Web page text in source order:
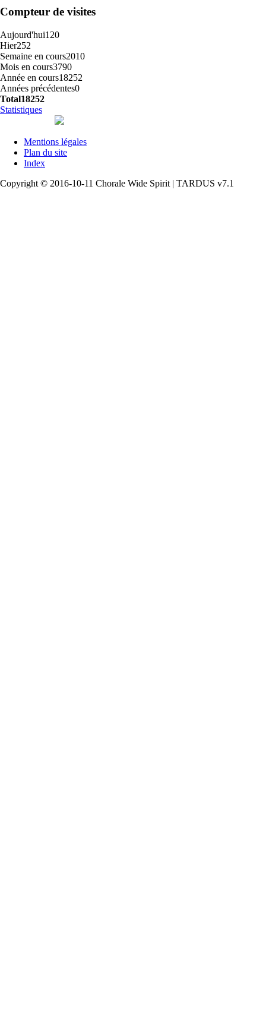
Compteur de visites
Aujourd'hui120
Hier252
Semaine en cours2010
Mois en cours3790
Année en cours18252
Années précédentes0
Total18252
Statistiques
Mentions légales
Plan du site
Index
Copyright © 2016-10-11 Chorale Wide Spirit | TARDUS v7.1